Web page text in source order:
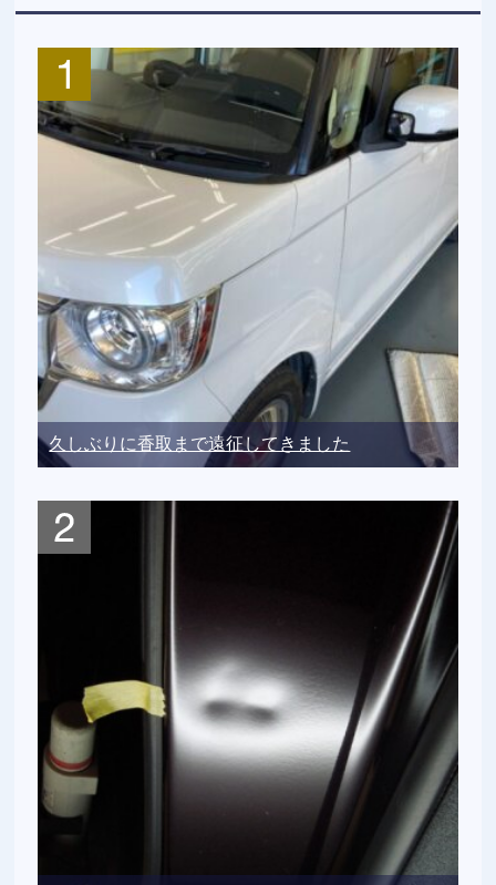
久しぶりに香取まで遠征してきました